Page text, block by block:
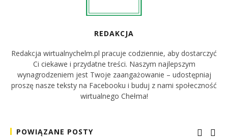
REDAKCJA
Redakcja wirtualnychelm.pl pracuje codziennie, aby dostarczyć
Ci ciekawe i przydatne treści. Naszym najlepszym
wynagrodzeniem jest Twoje zaangażowanie – udostępniaj
proszę nasze teksty na Facebooku i buduj z nami społeczność
wirtualnego Chełma!
POWIĄZANE POSTY